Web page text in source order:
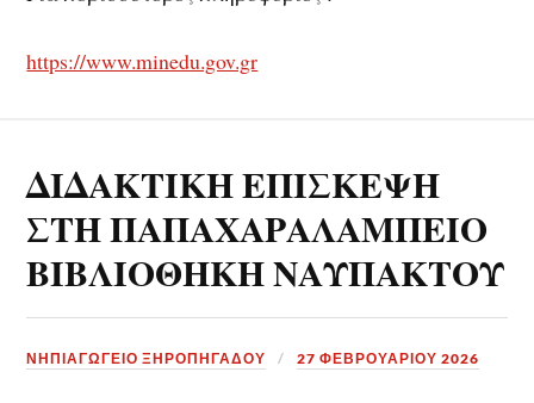
https://www.minedu.gov.gr
ΔΙΔΑΚΤΙΚΗ ΕΠΙΣΚΕΨΗ
ΣΤΗ ΠΑΠΑΧΑΡΑΛΑΜΠΕΙΟ
ΒΙΒΛΙΟΘΗΚΗ ΝΑΥΠΑΚΤΟΥ
ΝΗΠΙΑΓΩΓΕΙΟ ΞΗΡΟΠΗΓΑΔΟΥ 27 ΦΕΒΡΟΥΑΡΊΟΥ 2026